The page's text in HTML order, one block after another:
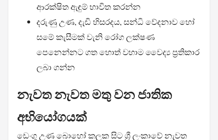
ආරක්ෂිත ඇඳුම් භාවිත කරන්න
දරුණු උණ, දැඩි හිසරදය, සන්ධි වේදනාව හෝ
සමේ කැසීමක් වැනි රෝග ලක්ෂණ
පෙනෙන්නට ගත හොත් වහාම වෛද්‍ය ප්‍රතිකාර
ලබා ගන්න
නැවත නැවත මතු වන ජාතික
අභියෝගයක්
ඩෙංගු උණ බොහෝ කලක සිට ශ්‍රී ලංකාවේ නැවත